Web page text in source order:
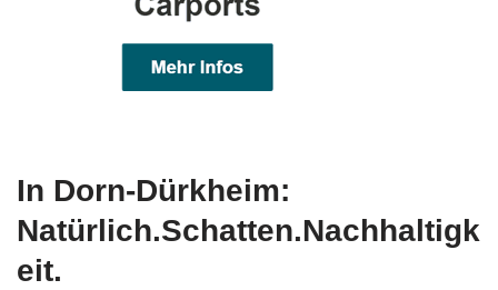
In Dorn-Dürkheim:
Natürlich.Schatten.Nachhaltigk
eit.